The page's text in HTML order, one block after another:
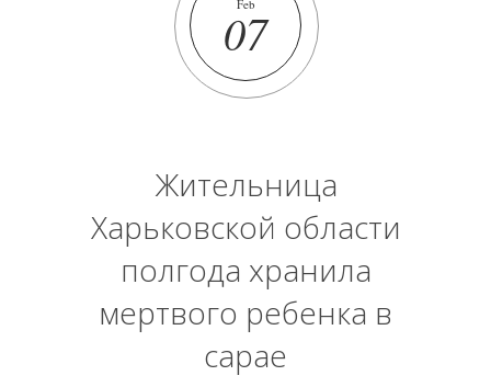
Feb
07
Жительница
Харьковской области
полгода хранила
мертвого ребенка в
сарае